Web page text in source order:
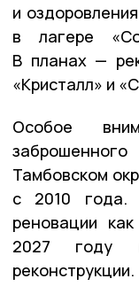
и
в лагере
В планах —
«Кристалл» и
Особое
Тамбовском
с 2010 года.
реновации
2027 году
реконструкции.